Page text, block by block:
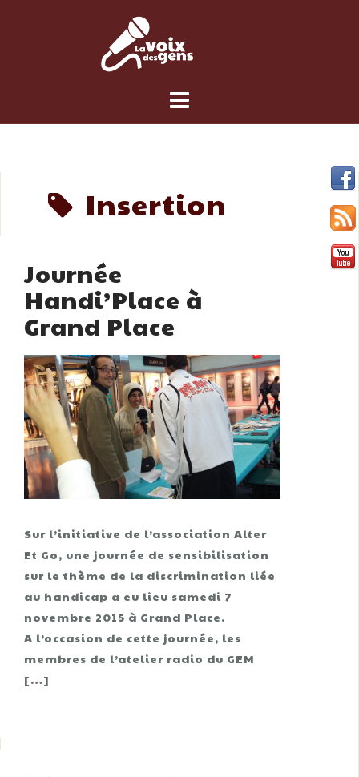
Insertion
Journée
Handi’Place à
Grand Place
Sur l’initiative de l’association Alter
Et Go, une journée de sensibilisation
sur le thème de la discrimination liée
au handicap a eu lieu samedi 7
novembre 2015 à Grand Place.
A l’occasion de cette journée, les
membres de l’atelier radio du GEM
[…]